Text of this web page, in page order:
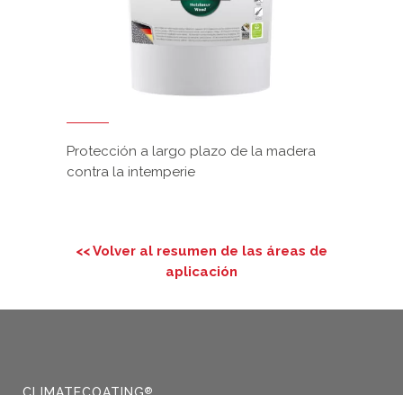
Protección a largo plazo de la madera
contra la intemperie
<< Volver al resumen de las áreas de
aplicación
®